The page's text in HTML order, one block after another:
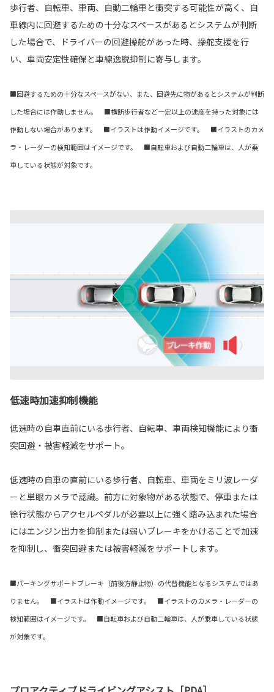
歩行者、自転車、車両、自動二輪車と衝突する可能性が高く、自
車線内に回避するための十分なスペースがあるとシステムが判断
した場合で、ドライバーの回避操舵があった時、操舵支援を行
い、車両安定性確保と車線逸脱抑制に寄与します。
■回避するための十分なスペースがない、また、回避先に物があるとシステムが判断
した場合には作動しません。 ■横断歩行者など一定以上の速度を持った対象には
作動しない場合があります。 ■イラストは作動イメージです。 ■イラストのカメ
ラ・レーダーの検知範囲はイメージです。 ■自転車および自動二輪車は、人が乗
車している状態が対象です。
低速時加速抑制機能
低速時の自車直前にいる歩行者、自転車、車両検知機能により衝
突回避・被害軽減をサポート。
低速時の自車の直前にいる歩行者、自転車、車両をミリ波レーダ
ーと単眼カメラで認識。前方に対象物がある状態で、停車または
徐行状態からアクセルペダルが必要以上に強く踏み込まれた場合
にはエンジン出力を抑制または弱いブレーキをかけることで加速
を抑制し、衝突回避または被害軽減をサポートします。
■パーキングサポートブレーキ（前後方静止物）の代替機能となるシステムではあ
りません。 ■イラストは作動イメージです。 ■イラストのカメラ・レーダーの
検知範囲はイメージです。 ■自転車および自動二輪車は、人が乗車している状態
が対象です。